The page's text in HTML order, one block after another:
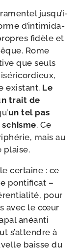
jus­qu’i­
d’in­ti­mi­da­
fidèle et
Rome
que seuls
exis­tant. Le
trait de
un tel pas
. Ce
mais au
plaise.
cer­taine : ce
pon­ti­fi­cat –
pour
avec le cœur
anéan­ti
s’at­tendre à
baisse du